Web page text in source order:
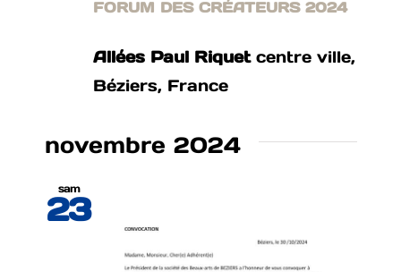
FORUM DES CRÉATEURS 2024
Allées Paul Riquet centre ville,
Béziers, France
novembre 2024
sam
23